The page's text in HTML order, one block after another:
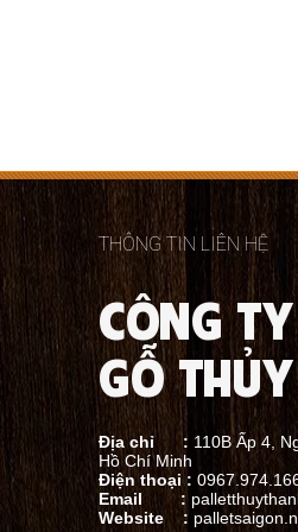
THÔNG TIN LIÊN HỆ
CÔNG
GỖ
Địa chỉ : 110B Ấp 4,
Hồ Chí Minh
Điện thoại :
Email :
Website :